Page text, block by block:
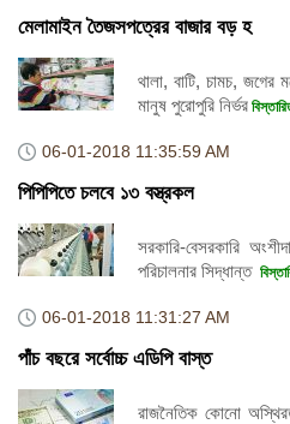
মেলামাইন তৈজসপত্রের বাজার বড় হ
থালা, বাটি, চামচ,
মানুষ পুরোপুরি নির্ভর
06-01-2018 11:35:59 AM
পিপিপিতে চলবে ১৩ বস্ত্রকল
সরকারি-বেসরকারি
পরিচালনার সিদ্ধান্ত
06-01-2018 11:31:27 AM
পাঁচ বছরে সর্বোচ্চ এডিপি বাস্ত
রাজনৈতিক কোনো